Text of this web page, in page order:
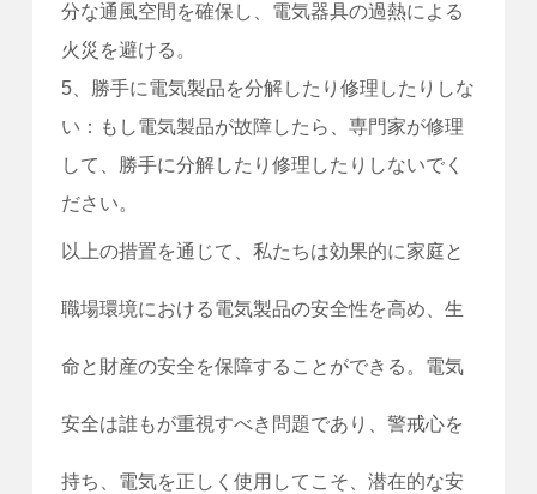
分な通風空間を確保し、電気器具の過熱による
火災を避ける。
5、勝手に電気製品を分解したり修理したりしな
い：もし電気製品が故障したら、専門家が修理
して、勝手に分解したり修理したりしないでく
ださい。
以上の措置を通じて、私たちは効果的に家庭と
職場環境における電気製品の安全性を高め、生
命と財産の安全を保障することができる。電気
安全は誰もが重視すべき問題であり、警戒心を
持ち、電気を正しく使用してこそ、潜在的な安